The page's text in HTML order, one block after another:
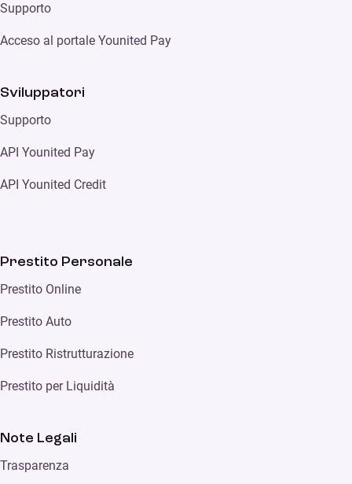
Supporto
Acceso al portale Younited Pay
Sviluppatori
Supporto
API Younited Pay
API Younited Credit
Prestito Personale
Prestito Online
Prestito Auto
Prestito Ristrutturazione
Prestito per Liquidità
Note Legali
Trasparenza